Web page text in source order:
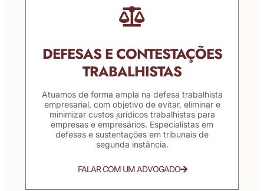
DEFESAS E CONTESTAÇÕES
TRABALHISTAS
Atuamos de forma ampla na defesa trabalhista
empresarial, com objetivo de evitar, eliminar e
minimizar custos jurídicos trabalhistas para
empresas e empresários. Especialistas em
defesas e sustentações em tribunais de
segunda instância.
FALAR COM UM ADVOGADO